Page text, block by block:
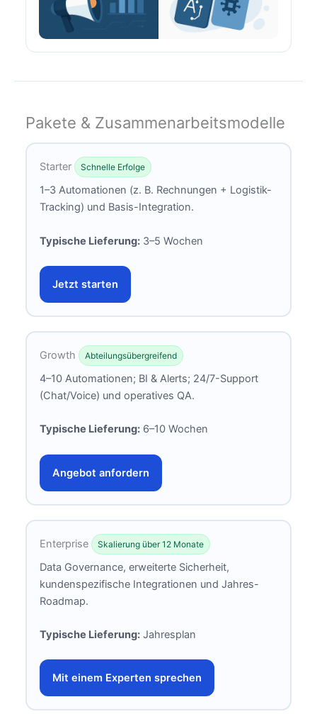
Pakete & Zusammenarbeitsmodelle
Starter Schnelle Erfolge
1–3 Automationen (z. B. Rechnungen + Logistik-
Tracking) und Basis-Integration.
Typische Lieferung: 3–5 Wochen
Jetzt starten
Growth Abteilungsübergreifend
4–10 Automationen; BI & Alerts; 24/7-Support
(Chat/Voice) und operatives QA.
Typische Lieferung: 6–10 Wochen
Angebot anfordern
Enterprise Skalierung über 12 Monate
Data Governance, erweiterte Sicherheit,
kundenspezifische Integrationen und Jahres-
Roadmap.
Typische Lieferung: Jahresplan
Mit einem Experten sprechen